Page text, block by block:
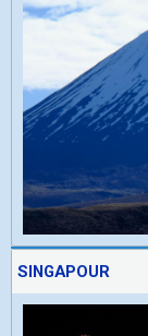
SINGAPOUR